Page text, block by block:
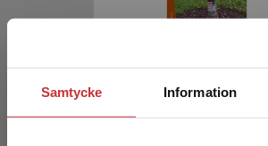
Samtycke Information
Kreativitet i
Gamborg, Gunner m.fl.